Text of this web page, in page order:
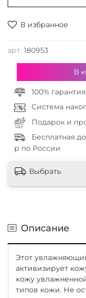
В избранное
арт. 180953
В
100%
Система
Подарок и
Бесплатная
р по России
Выбрать
Описание
Этот
активизирует
кожу
типов кожи. Не